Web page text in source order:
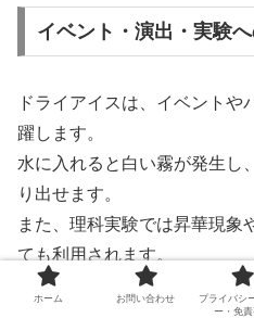
イベント・演出・実験
ドライアイスは、イベント
躍します。
水に入れると白い霧が発生し
り出せます。
また、理科実験では昇華現象
ても利用されます。
最近では、ハロウィンや結婚
ホーム お問い合わせ
プライバシ
ー・免